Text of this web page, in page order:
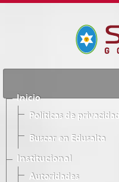
Inicio
Políticas de privacidad
Buscar en Edusalta
Institucional
Autoridades